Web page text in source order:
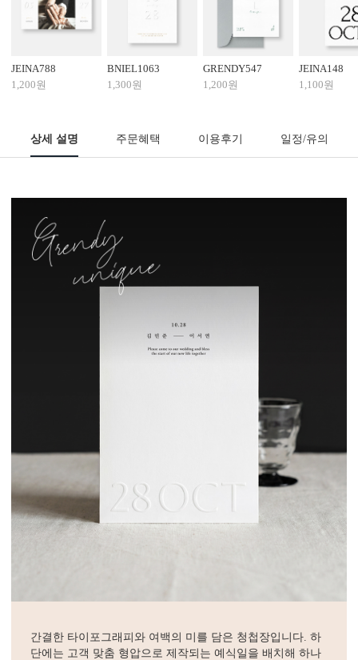
JEINA788
1,200원
BNIEL1063
1,300원
GRENDY547
1,200원
JEINA148
1,100원
상세 설명 주문혜택 이용후기 일정/유의
간결한 타이포그래피와 여백의 미를 담은 청첩장입니다. 하
단에는 고객 맞춤 형압으로 제작되는 예식일을 배치해 하나